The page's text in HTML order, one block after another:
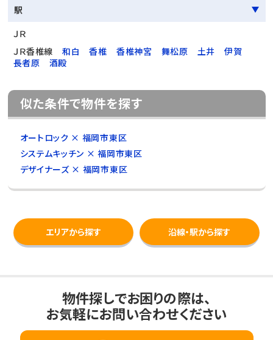
駅
ＪＲ
ＪＲ香椎線
和白 香椎 香椎神宮 舞松原 土井
伊賀
長者原
酒殿
似た条件で物件を探す
オートロック × 福岡市東区
システムキッチン × 福岡市東区
デザイナーズ × 福岡市東区
エリアから探す 沿線・駅から探す
物件探しでお困りの際は、
お気軽にお問い合わせください